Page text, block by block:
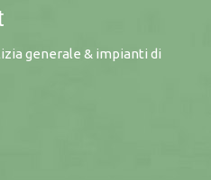
generale & impianti di